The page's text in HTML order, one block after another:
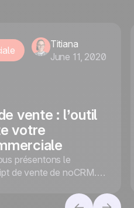
Titiana
June 11, 2020
vente : l’outil
votre
présentons le
de vente de noCRM.io